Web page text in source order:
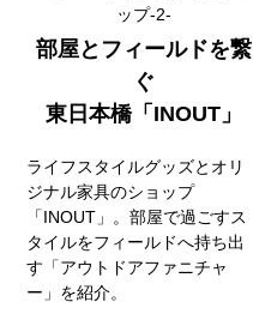
ップ-2-
部屋とフィールドを繋
ぐ
東日本橋「INOUT」
ライフスタイルグッズとオリ
ジナル家具のショップ
「INOUT」。部屋で過ごすス
タイルをフィールドへ持ち出
す「アウトドアファニチャ
ー」を紹介。